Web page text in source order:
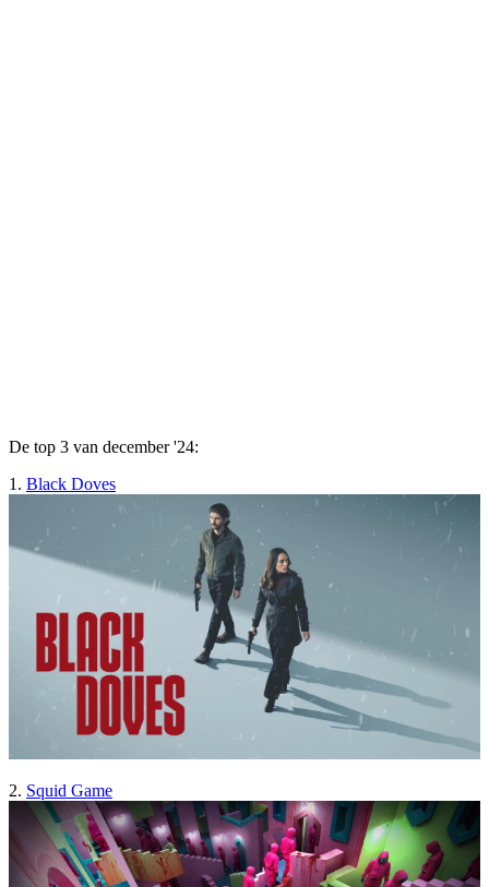
De top 3 van december '24:
1. Black Doves
2. Squid Game